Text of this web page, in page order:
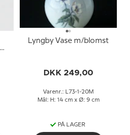
Lyngby Vase m/blomst
DKK 249,00
Varenr.: L73-1-20M
Mål: H: 14 cm x Ø: 9 cm
PÅ LAGER